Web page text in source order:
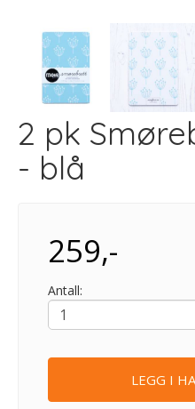
2 pk
- blå
259,-
Antall:
LEGG I